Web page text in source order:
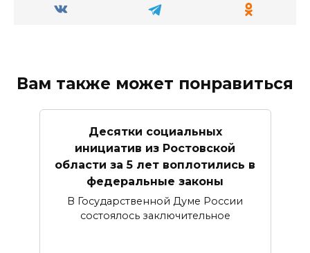
Вам также может понравиться
Десятки социальных
инициатив из Ростовской
области за 5 лет воплотились в
федеральные законы
В Государственной Думе России
состоялось заключительное